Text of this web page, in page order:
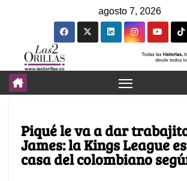
agosto 7, 2026
Piqué le va a dar
James: la Kings League
casa del colombiano